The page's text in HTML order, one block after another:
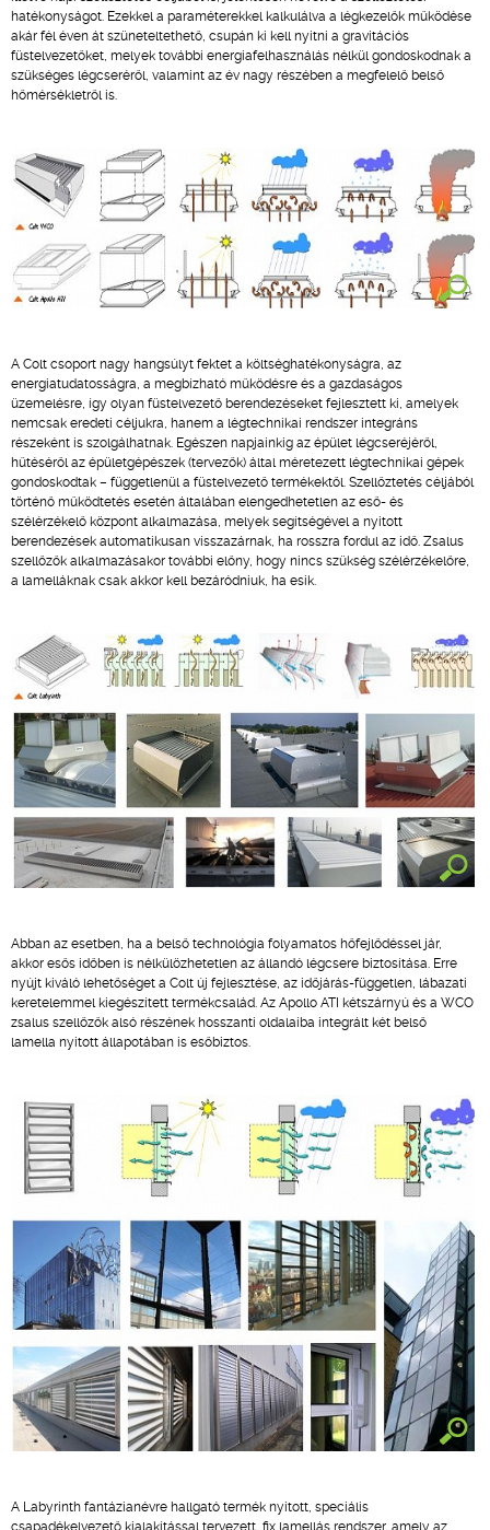
hatékonyságot. Ezekkel a paraméterekkel kalkulálva a légkezelők működése
akár fél éven át szüneteltethető, csupán ki kell nyitni a gravitációs
füstelvezetőket, melyek további energiafelhasználás nélkül gondoskodnak a
szükséges légcseréről, valamint az év nagy részében a megfelelő belső
hőmérsékletről is.
A Colt csoport nagy hangsúlyt fektet a költséghatékonyságra, az
energiatudatosságra, a megbízható működésre és a gazdaságos
üzemelésre, így olyan füstelvezető berendezéseket fejlesztett ki, amelyek
nemcsak eredeti céljukra, hanem a légtechnikai rendszer integráns
részeként is szolgálhatnak. Egészen napjainkig az épület légcseréjéről,
hűtéséről az épületgépészek (tervezők) által méretezett légtechnikai gépek
gondoskodtak – függetlenül a füstelvezető termékektől. Szellőztetés céljából
történő működtetés esetén általában elengedhetetlen az eső- és
szélérzékelő központ alkalmazása, melyek segítségével a nyitott
berendezések automatikusan visszazárnak, ha rosszra fordul az idő. Zsalus
szellőzők alkalmazásakor további előny, hogy nincs szükség szélérzékelőre,
a lamelláknak csak akkor kell bezáródniuk, ha esik.
Abban az esetben, ha a belső technológia folyamatos hőfejlődéssel jár,
akkor esős időben is nélkülözhetetlen az állandó légcsere biztosítása. Erre
nyújt kiváló lehetőséget a Colt új fejlesztése, az időjárás-független, lábazati
keretelemmel kiegészített termékcsalád. Az Apollo ATI kétszárnyú és a WCO
zsalus szellőzők alsó részének hosszanti oldalaiba integrált két belső
lamella nyitott állapotában is esőbiztos.
A Labyrinth fantázianévre hallgató termék nyitott, speciális
csapadékelvezető kialakítással tervezett, fix lamellás rendszer, amely az